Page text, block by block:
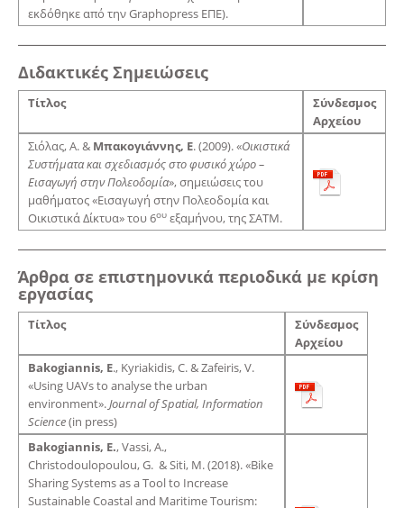
εκδόθηκε από την Graphopress ΕΠΕ).
Διδακτικές Σημειώσεις
Τίτλος
Σύνδεσμος
Αρχείου
Σιόλας, Α. & Μπακογιάννης, Ε. (2009). «Οικιστικά
Συστήματα και σχεδιασμός στο φυσικό χώρο –
Εισαγωγή στην Πολεοδομία», σημειώσεις του
μαθήματος «Εισαγωγή στην Πολεοδομία και
Οικιστικά Δίκτυα» του 6ου εξαμήνου, της ΣΑΤΜ.
Άρθρα σε επιστημονικά περιοδικά με κρίση
εργασίας
Τίτλος
Σύνδεσμος
Αρχείου
Bakogiannis, E., Kyriakidis, C. & Zafeiris, V.
«Using UAVs to analyse the urban
environment».Journal of Spatial, Information
Science(in press)
Bakogiannis, E., Vassi, A.,
Christodoulopoulou, G. & Siti, M. (2018). «Bike
Sharing Systems as a Tool to Increase
Sustainable Coastal and Maritime Tourism: